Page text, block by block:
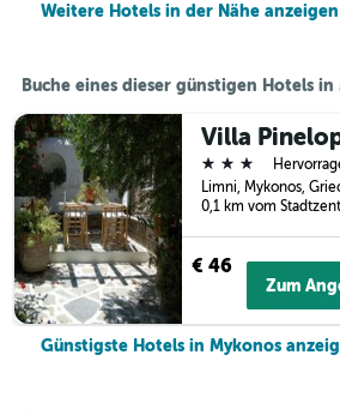
Weitere Hotels in der Nähe anzeigen
Buche eines dieser günstigen Hotels in
Villa
3 Sterne
0,1 km vom
€ 46
Zum
Günstigste Hotels in Mykonos